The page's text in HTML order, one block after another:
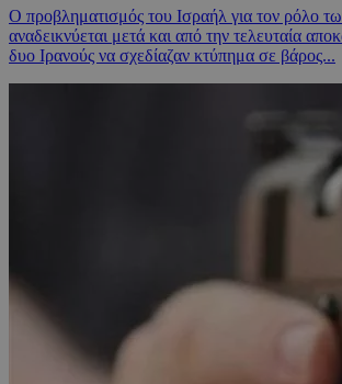
Ο προβληματισμός του Ισραήλ για τον ρόλο
αναδεικνύεται μετά και από την τελευταία
δυο Ιρανούς να σχεδίαζαν κτύπημα σε βάρος...